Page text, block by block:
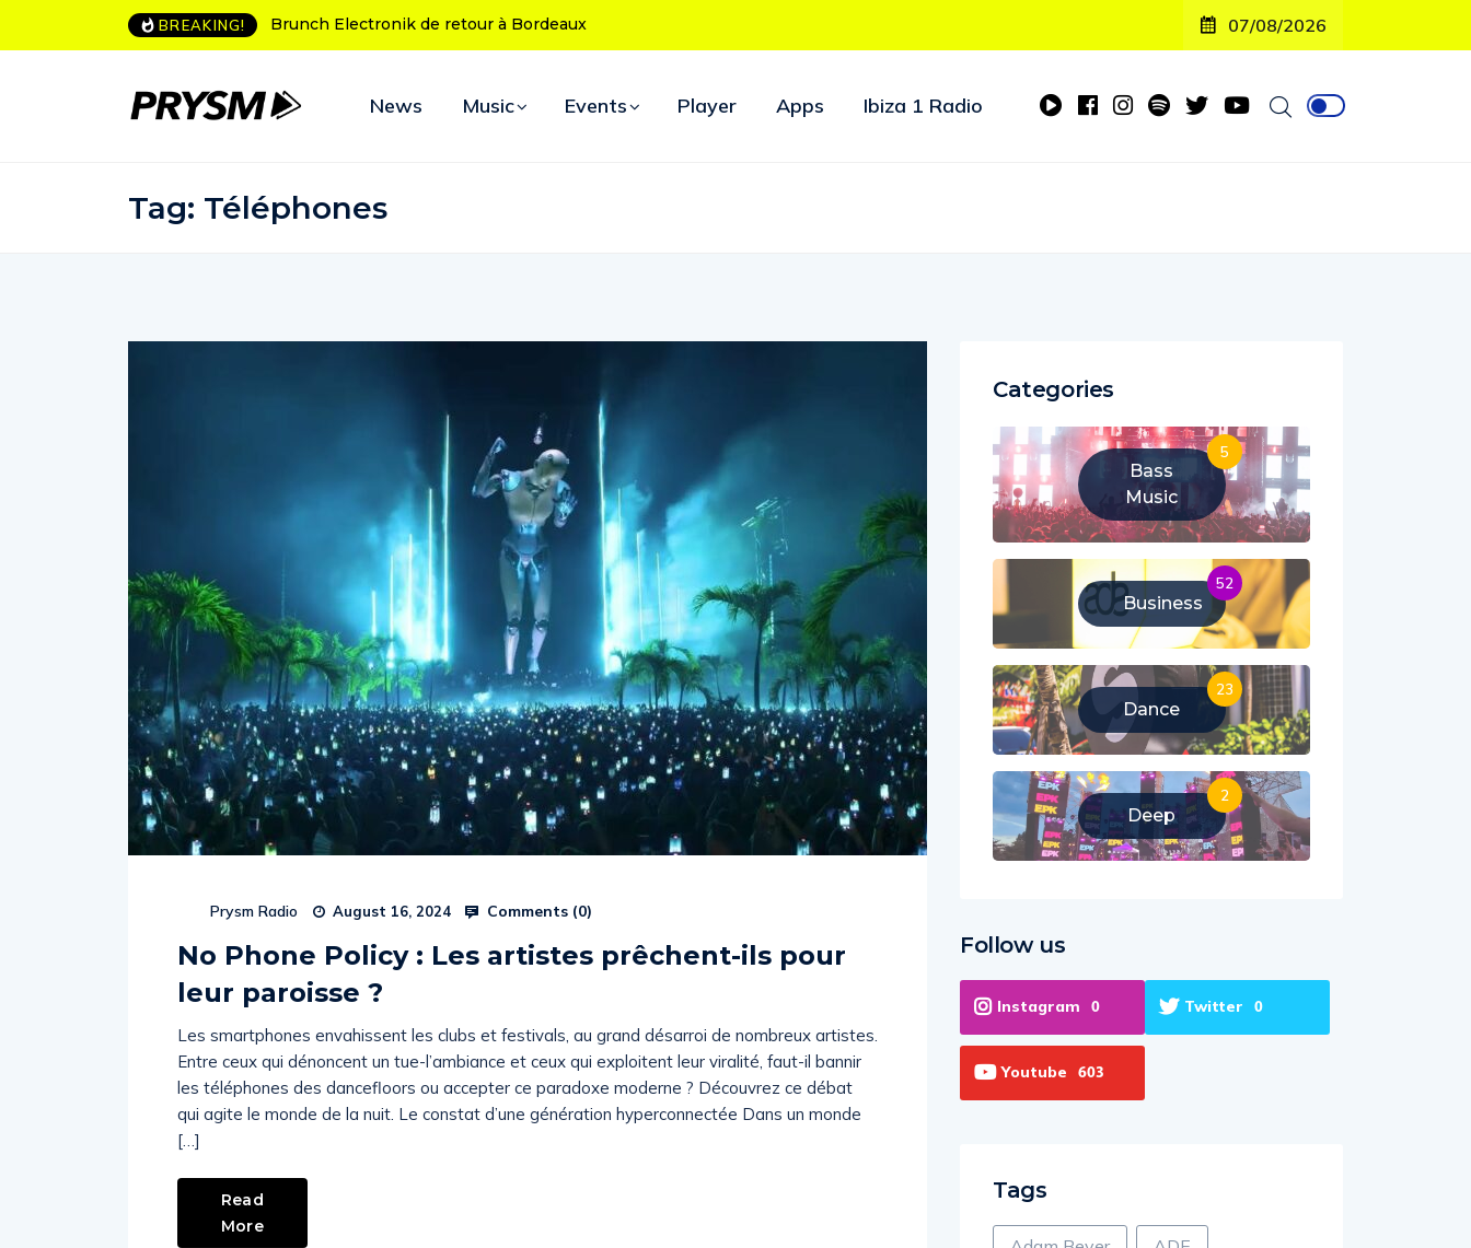
BREAKING!
Electronik de retour à BordeauxL’Amnesia Ibiza fête ses 50 ans : le
programme des soirées d’ouverture
07/08/2026
News Music Events Player Apps Ibiza 1 Radio
Tag: Téléphones
Prysm Radio August 16, 2024 Comments (0)
No Phone Policy : Les artistes prêchent-ils pour
leur paroisse ?
Les smartphones envahissent les clubs et festivals, au grand désarroi de nombreux artistes.
Entre ceux qui dénoncent un tue-l’ambiance et ceux qui exploitent leur viralité, faut-il bannir
les téléphones des dancefloors ou accepter ce paradoxe moderne ? Découvrez ce débat
qui agite le monde de la nuit. Le constat d’une génération hyperconnectée Dans un monde
[…]
Read
More
Categories
Bass
Music
5
Business
52
Dance
23
Deep
2
Follow us
Instagram 0 Twitter 0
Youtube 603
Tags